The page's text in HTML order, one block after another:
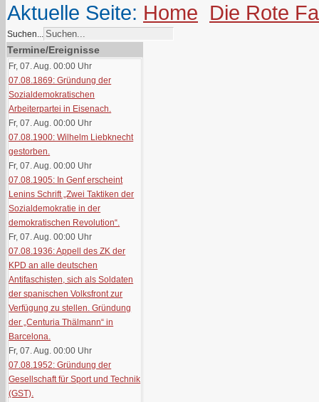
Aktuelle Seite: Home Die Rote
Suchen...
Termine/Ereignisse
Fr, 07. Aug. 00:00 Uhr
07.08.1869: Gründung der
Sozialdemokratischen
Arbeiterpartei in Eisenach.
Fr, 07. Aug. 00:00 Uhr
07.08.1900: Wilhelm Liebknecht
gestorben.
Fr, 07. Aug. 00:00 Uhr
07.08.1905: In Genf erscheint
Lenins Schrift „Zwei Taktiken der
Sozialdemokratie in der
demokratischen Revolution“.
Fr, 07. Aug. 00:00 Uhr
07.08.1936: Appell des ZK der
KPD an alle deutschen
Antifaschisten, sich als Soldaten
der spanischen Volksfront zur
Verfügung zu stellen. Gründung
der „Centuria Thälmann“ in
Barcelona.
Fr, 07. Aug. 00:00 Uhr
07.08.1952: Gründung der
Gesellschaft für Sport und Technik
(GST).